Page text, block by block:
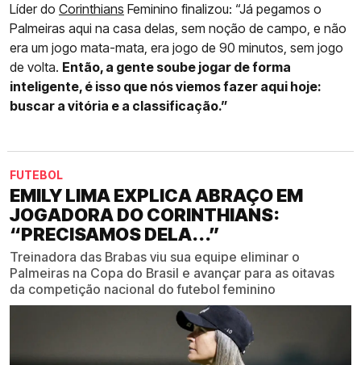
Líder do Corinthians Feminino finalizou: “Já pegamos o
Palmeiras aqui na casa delas, sem noção de campo, e não
era um jogo mata-mata, era jogo de 90 minutos, sem jogo
de volta. Então, a gente soube jogar de forma
inteligente, é isso que nós viemos fazer aqui hoje:
buscar a vitória e a classificação.”
FUTEBOL
EMILY LIMA EXPLICA ABRAÇO EM
JOGADORA DO CORINTHIANS:
“PRECISAMOS DELA...”
Treinadora das Brabas viu sua equipe eliminar o
Palmeiras na Copa do Brasil e avançar para as oitavas
da competição nacional do futebol feminino